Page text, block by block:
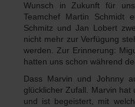
Wunsch in Zukunft für
Teamchef Martin Schmidt
Schmitz und Jan Lobert
nicht mehr zur Verfügung
werden. Zur Erinnerung:
hatten uns schon während
Dass Marvin und Johnny
glücklicher Zufall. Marvin hat
und ist begeistert, mit